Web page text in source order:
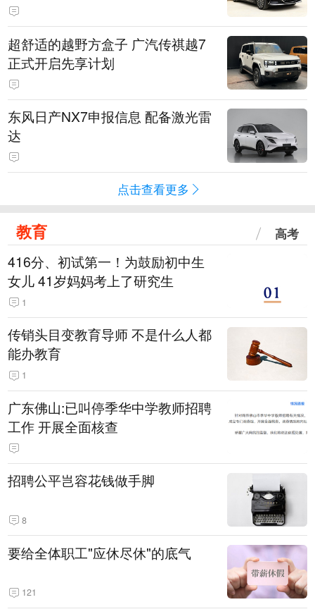
超舒适的越野方盒子 广汽传祺越7
正式开启先享计划
东风日产NX7申报信息 配备激光雷
达
点击查看更多
教育 高考
416分、初试第一！为鼓励初中生
女儿 41岁妈妈考上了研究生
1
传销头目变教育导师 不是什么人都
能办教育
1
广东佛山:已叫停季华中学教师招聘
工作 开展全面核查
招聘公平岂容花钱做手脚
8
要给全体职工"应休尽休"的底气
121